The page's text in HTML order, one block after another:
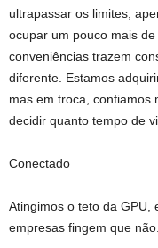
ultrapassar os limites,
ocupar um pouco mais
conveniências trazem
diferente. Estamos
mas em troca, confiamos
decidir quanto tempo de
Conectado
Atingimos o teto da GPU,
empresas fingem que não.